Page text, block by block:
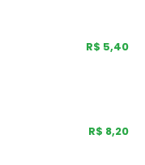
R$ 5,40
R$ 8,20